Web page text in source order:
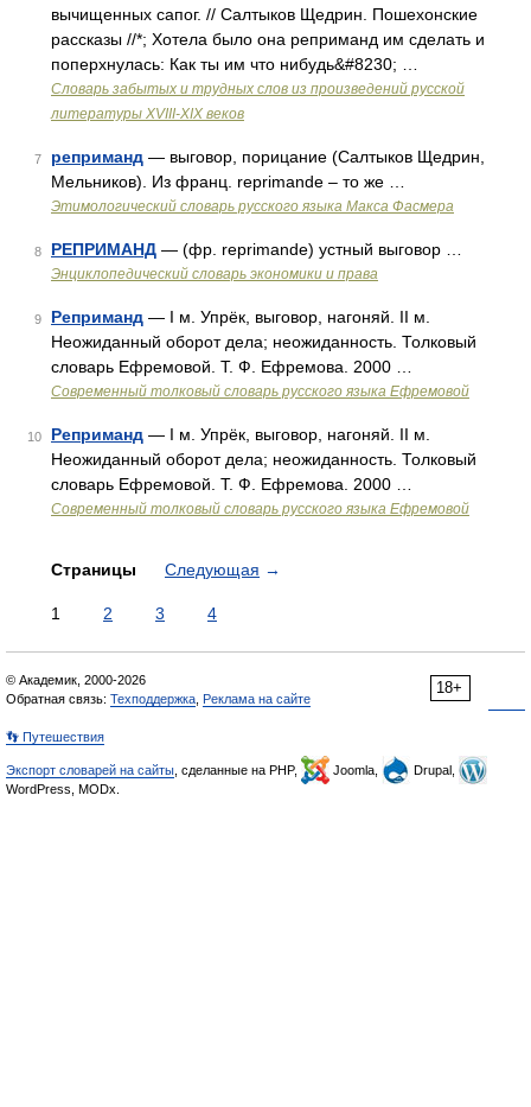
вычищенных сапог. // Салтыков Щедрин. Пошехонские
рассказы //*; Хотела было она реприманд им сделать и
поперхнулась: Как ты им что нибудь&#8230; …
Словарь забытых и трудных слов из произведений русской
литературы ХVIII-ХIХ веков
7 реприманд — выговор, порицание (Салтыков Щедрин,
Мельников). Из франц. reprimande – то же …
Этимологический словарь русского языка Макса Фасмера
8 РЕПРИМАНД — (фр. reprimande) устный выговор …
Энциклопедический словарь экономики и права
9 Реприманд — I м. Упрёк, выговор, нагоняй. II м.
Неожиданный оборот дела; неожиданность. Толковый
словарь Ефремовой. Т. Ф. Ефремова. 2000 …
Современный толковый словарь русского языка Ефремовой
10 Реприманд — I м. Упрёк, выговор, нагоняй. II м.
Неожиданный оборот дела; неожиданность. Толковый
словарь Ефремовой. Т. Ф. Ефремова. 2000 …
Современный толковый словарь русского языка Ефремовой
Страницы Следующая →
1 2 3 4
18+
© Академик, 2000-2026
Обратная связь: Техподдержка Реклама на сайте
👣 Путешествия
Экспорт словарей на сайты , сделанные на PHP, Joomla,
Drupal,
WordPress, MODx.